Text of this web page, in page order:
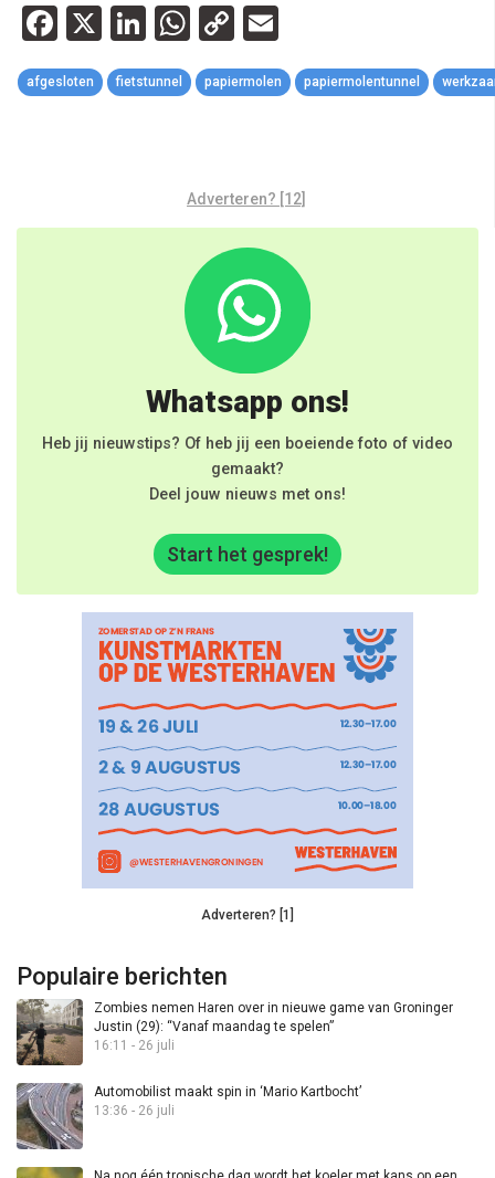
Facebook
X LinkedIn
WhatsApp
Copy
Link
afgesloten fietstunnel papiermolen papiermolentunnel
Adverteren? [12]
Whatsapp ons!
Heb jij nieuwstips? Of heb jij een boeiende foto of video
gemaakt?
Deel jouw nieuws met ons!
Start het gesprek!
Adverteren? [1]
Populaire berichten
Zombies nemen Haren over in nieuwe game van Groninger
Justin (29): “Vanaf maandag te spelen”
16:11 - 26 juli
Automobilist maakt spin in ‘Mario Kartbocht’
13:36 - 26 juli